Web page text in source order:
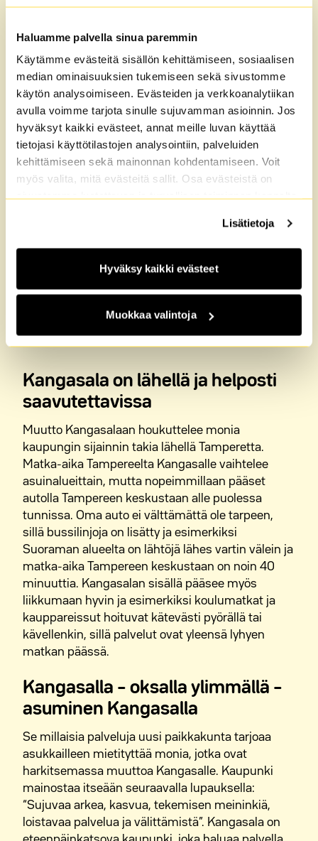
Haluamme palvella sinua paremmin
Käytämme evästeitä sisällön kehittämiseen, sosiaalisen
median ominaisuuksien tukemiseen sekä sivustomme
käytön analysoimiseen. Evästeiden ja verkkoanalytiikan
avulla voimme tarjota sinulle sujuvamman asioinnin. Jos
hyväksyt kaikki evästeet, annat meille luvan käyttää
tietojasi käyttötilastojen analysointiin, palveluiden
kehittämiseen sekä mainonnan kohdentamiseen. Voit
myös valita, mitä evästeitä sallit. Osa evästeistä on
sivustomme luotettavan ja turvallisen toiminnan kannalta
Lisätietoja
Hyväksy kaikki evästeet
Muokkaa valintoja
Upeiden harjumaisemien
Kangasala
Kangasalan ehdoton valtti on sen upea luonto.
järvimaisemat tekevät alueesta suositun kohteen,
jota tullaan ihailemaan myös kauempaa.
Kangasalan maisemat muodostuvat harjujen
näköalatorneja muun muassa Harjalanharjulta,
Keisarinharjulta, Kirkkoharjulta ja
Vehonniemenharjulta. Kangasan kaupungin
kunnan pinta-alasta jopa neljännes onkin
vesistöjä. Kangasala on tuttu monille Sakari
Hienot luonnonmuodostelmat tarjoavat hyviä
mahdollisuuksia ulkoiluun ja luonnossa
liikkumiseen kaikkina vuodenaikoina. Upea luonto
on ehdottomasti yksi Kangasalan
vetovoimatekijöitä.
Kangasalla asuu noin 32 000
asukasta
Neljäsosa kaupungin pinta-alasta
on vettä
Kaupungin nimen taivutus
aiheuttaa monille ongelmia.
Kangasala on lähellä ja helposti
saavutettavissa
Muutto Kangasalaan houkuttelee monia
kaupungin sijainnin takia lähellä Tamperetta.
Matka-aika Tampereelta Kangasalle vaihtelee
asuinalueittain, mutta nopeimmillaan pääset
autolla Tampereen keskustaan alle puolessa
tunnissa. Oma auto ei välttämättä ole tarpeen,
sillä bussilinjoja on lisätty ja esimerkiksi
Suoraman alueelta on lähtöjä lähes vartin välein ja
matka-aika Tampereen keskustaan on noin 40
minuuttia. Kangasalan sisällä pääsee myös
liikkumaan hyvin ja esimerkiksi koulumatkat ja
kauppareissut hoituvat kätevästi pyörällä tai
kävellenkin, sillä palvelut ovat yleensä lyhyen
matkan päässä.
Kangasalla – oksalla ylimmällä –
asuminen Kangasalla
Se millaisia palveluja uusi paikkakunta tarjoaa
asukkailleen mietityttää monia, jotka ovat
harkitsemassa muuttoa Kangasalle. Kaupunki
mainostaa itseään seuraavalla lupauksella:
“Sujuvaa arkea, kasvua, tekemisen meininkiä,
loistavaa palvelua ja välittämistä”. Kangasala on